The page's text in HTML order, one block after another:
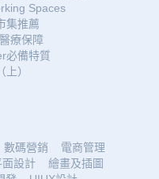
Spaces
集推薦
療保障
必備特質
）
數碼營銷
電商管理
面設計
繪畫及插圖